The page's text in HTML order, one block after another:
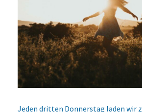
Jeden dritten Donnerstag laden wir